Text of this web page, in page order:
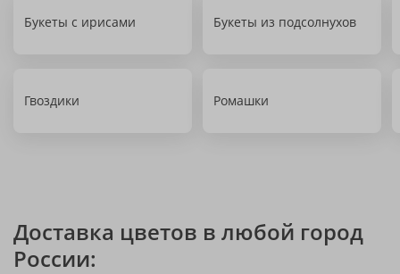
Букеты с ирисами Букеты из подсолнухов
Гвоздики Ромашки
Доставка цветов в любой город
России: